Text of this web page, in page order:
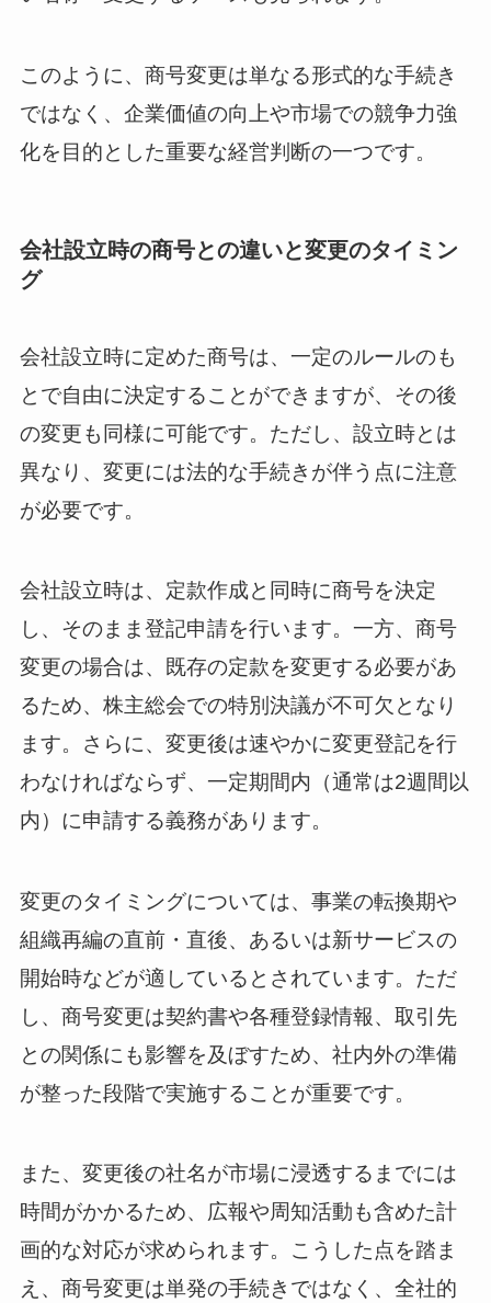
このように、商号変更は単なる形式的な手続き
ではなく、企業価値の向上や市場での競争力強
化を目的とした重要な経営判断の一つです。
会社設立時の商号との違いと変更のタイミン
グ
会社設立時に定めた商号は、一定のルールのも
とで自由に決定することができますが、その後
の変更も同様に可能です。ただし、設立時とは
異なり、変更には法的な手続きが伴う点に注意
が必要です。
会社設立時は、定款作成と同時に商号を決定
し、そのまま登記申請を行います。一方、商号
変更の場合は、既存の定款を変更する必要があ
るため、株主総会での特別決議が不可欠となり
ます。さらに、変更後は速やかに変更登記を行
わなければならず、一定期間内（通常は2週間以
内）に申請する義務があります。
変更のタイミングについては、事業の転換期や
組織再編の直前・直後、あるいは新サービスの
開始時などが適しているとされています。ただ
し、商号変更は契約書や各種登録情報、取引先
との関係にも影響を及ぼすため、社内外の準備
が整った段階で実施することが重要です。
また、変更後の社名が市場に浸透するまでには
時間がかかるため、広報や周知活動も含めた計
画的な対応が求められます。こうした点を踏ま
え、商号変更は単発の手続きではなく、全社的